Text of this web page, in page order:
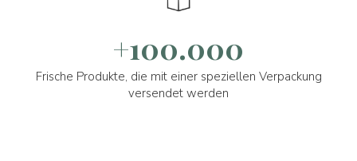
+100.000
Frische Produkte, die mit einer speziellen Verpackung
versendet werden